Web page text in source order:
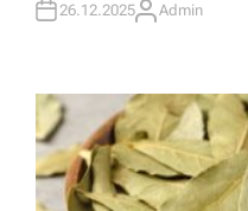
26.12.2025A
R
Admin